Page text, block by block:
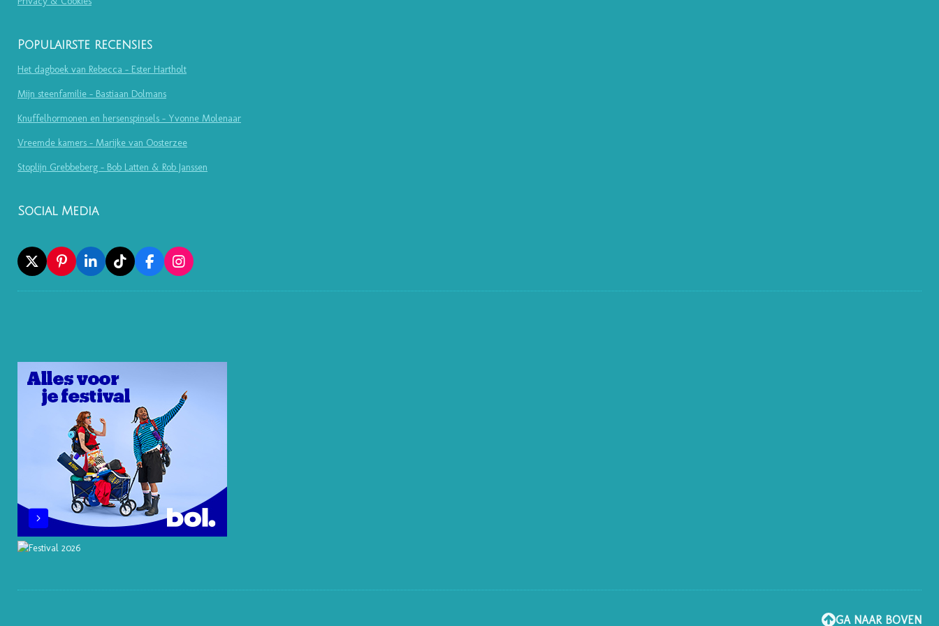
Populairste recensies
Het dagboek van Rebecca - Ester Hartholt
Mijn steenfamilie - Bastiaan Dolmans
Knuffelhormonen en hersenspinsels - Yvonne Molenaar
Vreemde kamers - Marijke van Oosterzee
Stoplijn Grebbeberg - Bob Latten & Rob Janssen
Social Media
X
P
I
N
S
T
L
I
N
N
T
I
K
F
A
C
K
I
N
S
A
GA NAAR BOVEN